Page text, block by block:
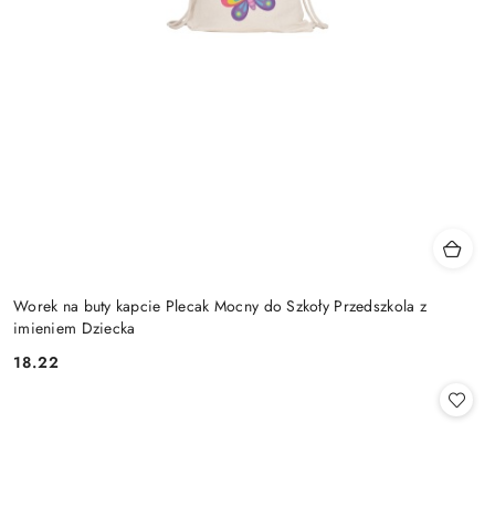
Worek na buty kapcie Plecak Mocny do Szkoły Przedszkola z
imieniem Dziecka
Cena:
18.22